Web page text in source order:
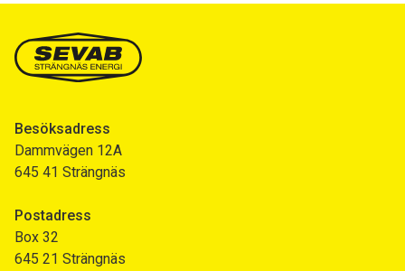
Besöksadress
Dammvägen 12A
645 41 Strängnäs
Postadress
Box 32
645 21 Strängnäs